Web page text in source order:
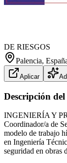
DE RIESGOS
Palencia,
Aplicar
Descripción del
INGENIERÍA Y
Coordinador/a de
modelo de trabajo
en Ingeniería
seguridad en obras